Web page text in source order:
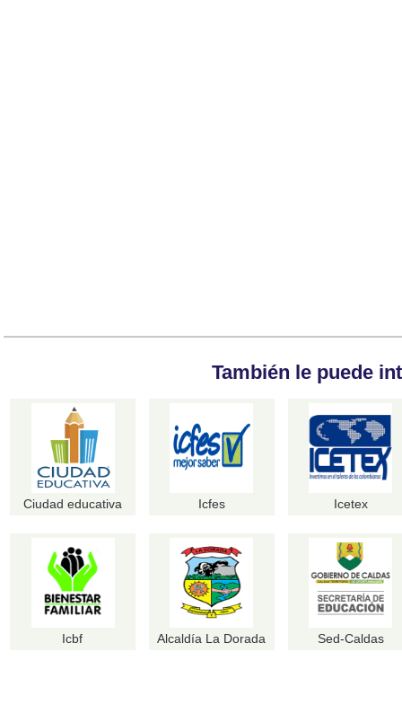
También le puede
Ciudad educativa Icfes Icetex
Icbf Alcaldía La Dorada Sed-Caldas